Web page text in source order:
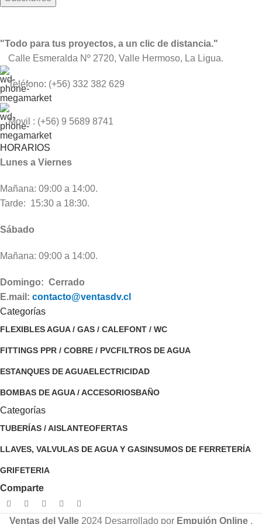
"Todo para tus proyectos, a un clic de distancia."
Calle Esmeralda Nº 2720, Valle Hermoso, La Ligua.
Teléfono: (+56) 332 382 629
Movil : (+56) 9 5689 8741
HORARIOS
Lunes a Viernes
Mañana: 09:00 a 14:00.
Tarde: 15:30 a 18:30.
Sábado
Mañana: 09:00 a 14:00.
Domingo: Cerrado
E.mail: contacto@ventasdv.cl
Categorías
FLEXIBLES AGUA / GAS / CALEFONT / WC
FITTINGS PPR / COBRE / PVCFILTROS DE AGUA
ESTANQUES DE AGUAELECTRICIDAD
BOMBAS DE AGUA / ACCESORIOSBAÑO
Categorías
TUBERÍAS / AISLANTEOFERTAS
LLAVES, VALVULAS DE AGUA Y GASINSUMOS DE FERRETERÍA
GRIFETERIA
Comparte
Ventas del Valle 2024 Desarrollado por Empujón Online .